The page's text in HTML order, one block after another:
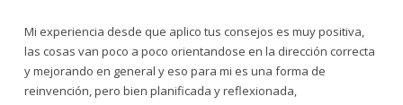
Mi experiencia desde que aplico tus consejos es muy positiva,
las cosas van poco a poco orientandose en la dirección correcta
y mejorando en general y eso para mi es una forma de
reinvención, pero bien planificada y reflexionada,